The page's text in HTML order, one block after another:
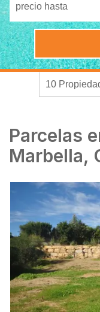
precio hasta
10
Parcelas
Marbella,